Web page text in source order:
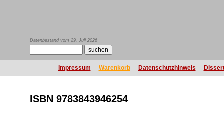
Datenbestand vom 29. Juli 2026
Impressum Warenkorb Datenschutzhinweis
ISBN 9783843946254